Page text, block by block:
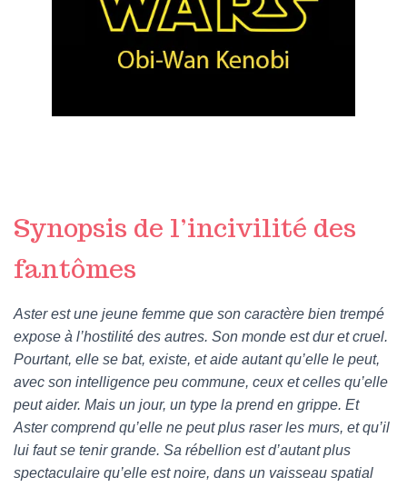
Synopsis de l’incivilité des
fantômes
Aster est une jeune femme que son caractère bien trempé
expose à l’hostilité des autres. Son monde est dur et cruel.
Pourtant, elle se bat, existe, et aide autant qu’elle le peut,
avec son intelligence peu commune, ceux et celles qu’elle
peut aider. Mais un jour, un type la prend en grippe. Et
Aster comprend qu’elle ne peut plus raser les murs, et qu’il
lui faut se tenir grande. Sa rébellion est d’autant plus
spectaculaire qu’elle est noire, dans un vaisseau spatial